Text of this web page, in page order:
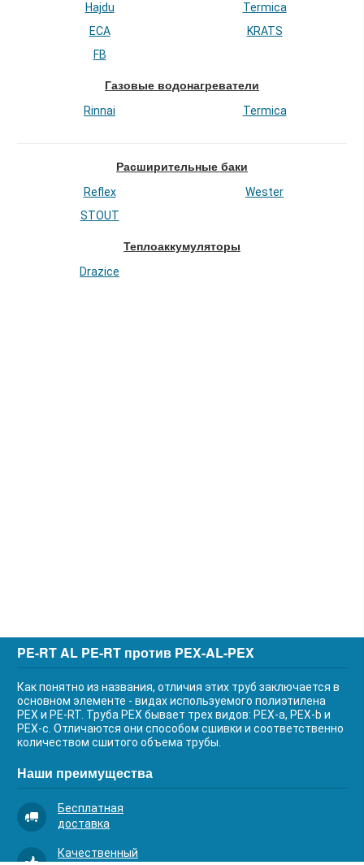
Hajdu
Termica
ECA
KRATS
FB
Газовые водонагреватели
Rinnai Termica
Расширительные баки
Reflex
Wester
STOUT
Теплоаккумуляторы
Drazice
PE-RT AL PE-RT против PEX-AL-PEX
Как понятно из названия, отличия этих труб заключается в
основном элементе - видах используемого полиэтилена
PEX и PE-RT. Труба PEX бывает трех видов: PEX-a, PEX-b и
PEX-c. Отличаются они способом сшивки и соответственно
количеством сшитого объема трубы.
Наши преимущества
Бесплатная
доставка
Качественный